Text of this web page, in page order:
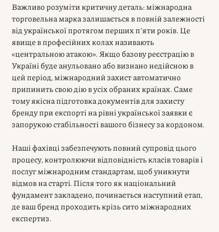
Важливо розуміти критичну деталь: міжнародна
торговельна марка залишається в повній залежності
від української протягом перших п’яти років. Це
явище в професійних колах називають
«центральною атакою». Якщо базову реєстрацію в
Україні буде анульовано або визнано недійсною в
цей період, міжнародний захист автоматично
припинить свою дію в усіх обраних країнах. Саме
тому якісна підготовка документів для захисту
бренду при експорті на рівні української заявки є
запорукою стабільності вашого бізнесу за кордоном.
Наші фахівці забезпечують повний супровід цього
процесу, контролюючи відповідність класів товарів і
послуг міжнародним стандартам, щоб уникнути
відмов на старті. Після того як національний
фундамент закладено, починається наступний етап,
де ваш бренд проходить крізь сито міжнародних
експертиз.